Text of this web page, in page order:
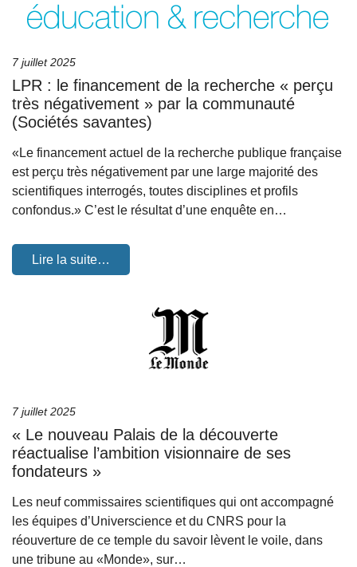
7 juillet 2025
LPR : le financement de la recherche « perçu
très négativement » par la communauté
(Sociétés savantes)
«Le financement actuel de la recherche publique française
est perçu très négativement par une large majorité des
scientifiques interrogés, toutes disciplines et profils
confondus.» C’est le résultat d’une enquête en…
Lire la suite…
7 juillet 2025
« Le nouveau Palais de la découverte
réactualise l’ambition visionnaire de ses
fondateurs »
Les neuf commissaires scientifiques qui ont accompagné
les équipes d’Universcience et du CNRS pour la
réouverture de ce temple du savoir lèvent le voile, dans
une tribune au «Monde», sur…